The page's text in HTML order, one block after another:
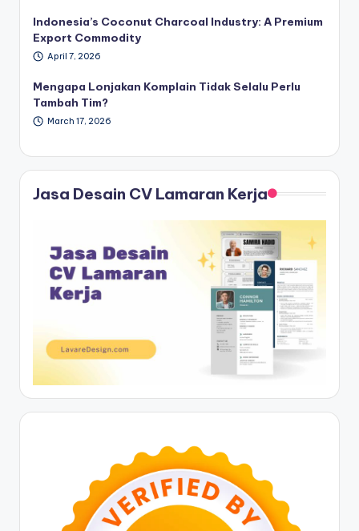
Indonesia’s Coconut Charcoal Industry: A Premium
Export Commodity
April 7, 2026
Mengapa Lonjakan Komplain Tidak Selalu Perlu
Tambah Tim?
March 17, 2026
Jasa Desain CV Lamaran Kerja